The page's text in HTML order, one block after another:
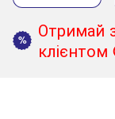
%
Отримай